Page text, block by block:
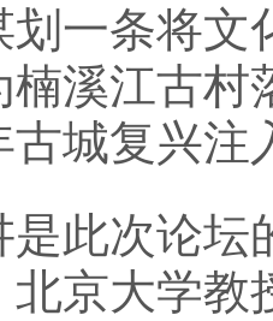
一条将文
楠溪江古村
城复兴注
次论坛
北京大学教